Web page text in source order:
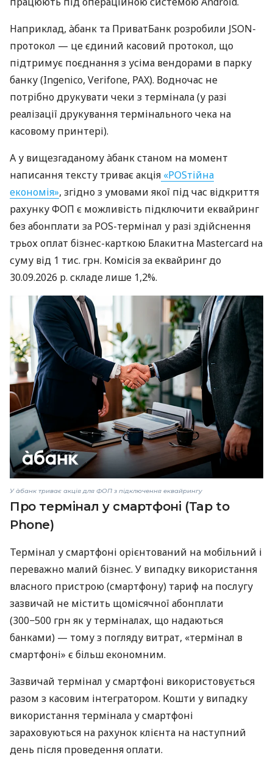
Наприклад, àбанк та ПриватБанк розробили JSON-
протокол — це єдиний касовий протокол, що
підтримує поєднання з усіма вендорами в парку
банку (Ingenico, Verifone, PAX). Водночас не
потрібно друкувати чеки з термінала (у разі
реалізації друкування термінального чека на
касовому принтері).
А у вищезгаданому àбанк станом на момент
написання тексту триває акція «POSтійна
економія», згідно з умовами якої під час відкриття
рахунку ФОП є можливість підключити еквайринг
без абонплати за POS-термінал у разі здійснення
трьох оплат бізнес-карткою Блакитна Mastercard на
суму від 1 тис. грн. Комісія за еквайринг до
30.09.2026 р. складе лише 1,2%.
У àбанк триває акція для ФОП з підключення еквайрингу
Про термінал у смартфоні (Tap to
Phone)
Термінал у смартфоні орієнтований на мобільний і
переважно малий бізнес. У випадку використання
власного пристрою (смартфону) тариф на послугу
зазвичай не містить щомісячної абонплати
(300−500 грн як у терміналах, що надаються
банками) — тому з погляду витрат, «термінал в
смартфоні» є більш економним.
Зазвичай термінал у смартфоні використовується
разом з касовим інтегратором. Кошти у випадку
використання термінала у смартфоні
зараховуються на рахунок клієнта на наступний
день після проведення оплати.